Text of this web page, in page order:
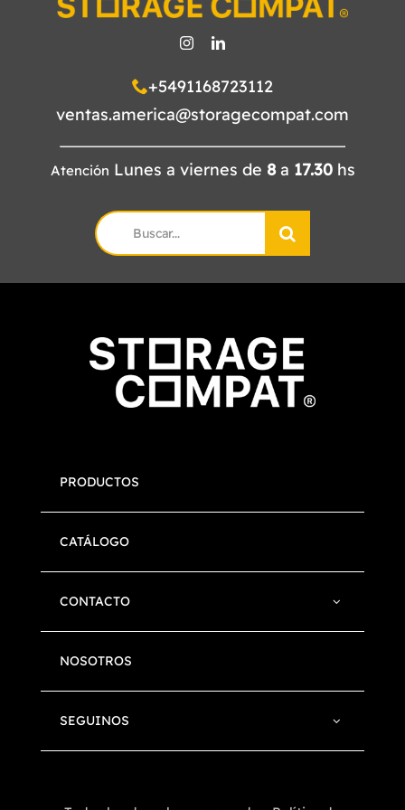
CATÁLOGO
+5491168723112
ventas.america@storagecompat.com
Atención Lunes a viernes de 8a 17.30hs
Search
for:
PRODUCTOS
CATÁLOGO
CONTACTO
NOSOTROS
SEGUINOS